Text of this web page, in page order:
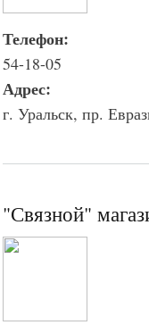
Телефон:
54-18-05
Адрес:
г. Уральск, пр.
"Связной"